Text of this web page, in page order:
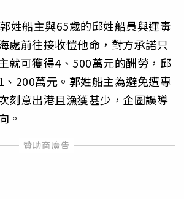
姓船主與65歲的邱姓船員與運毒
處前往接收愷他命，對方承諾只
就可獲得4、500萬元的酬勞，邱
200萬元。郭姓船主為避免遭專
刻意出港且漁獲甚少，企圖誤導
。